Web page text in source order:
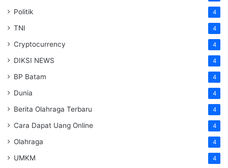
Politik 4
TNI 4
Cryptocurrency 4
DIKSI NEWS 4
BP Batam 4
Dunia 4
Berita Olahraga Terbaru 4
Cara Dapat Uang Online 4
Olahraga 4
UMKM 4